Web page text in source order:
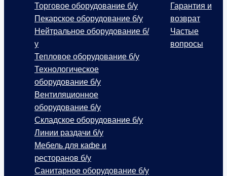
Торговое оборудование б/у
Пекарское оборудование б/у
Нейтральное оборудование б/
у
Тепловое оборудование б/у
Технологическое
оборудование б/у
Вентиляционное
оборудование б/у
Складское оборудование б/у
Линии раздачи б/у
Мебель для кафе и
ресторанов б/у
Санитарное оборудование б/у
Гарантия и
возврат
Частые
вопросы